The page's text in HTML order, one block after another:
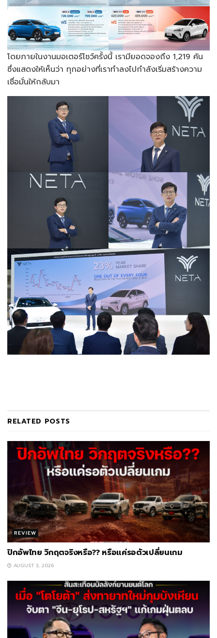
โดยภายในงานมอเตอร์โชว์ครั้งนี้ เรามียอดจองถึง 1,219 คัน
ซึ่งแสดงให้เห็นว่า ทุกอย่างที่เราทำลงไปกำลังเริ่มสร้างความ
เชื่อมั่นให้กลับมา
RELATED POSTS
REVIEW
ปิกอัพไทย วิกฤตจริงหรือ?? หรือแค่รอตัวเปลี่ยนเกม
AUGUST 3, 2026